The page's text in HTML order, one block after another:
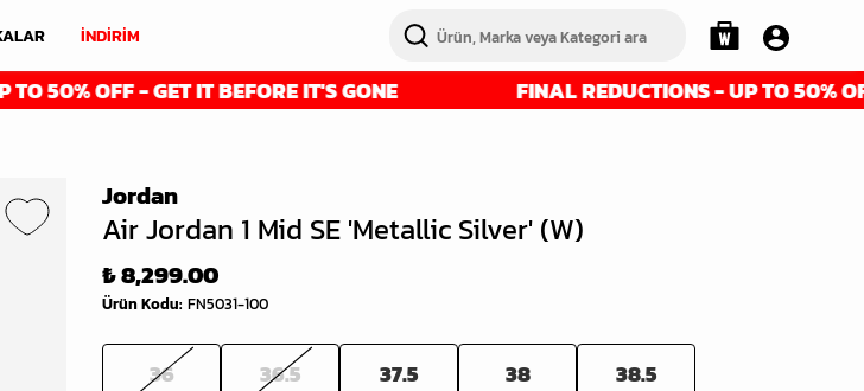
İNDİRİM
- GET IT BEFORE IT'S GONE FINAL REDUCTIONS - UP TO 50% OFF - GET
Jordan
Air Jordan 1 Mid SE 'Metallic Silver' (W)
₺ 8,299.00
Ürün Kodu: FN5031-100
36 36.5 37.5 38
38.5